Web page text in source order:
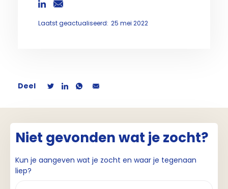
Laatst geactualiseerd: 25 mei 2022
Deel
Niet gevonden wat je zocht?
Kun je aangeven wat je zocht en waar je tegenaan
liep?